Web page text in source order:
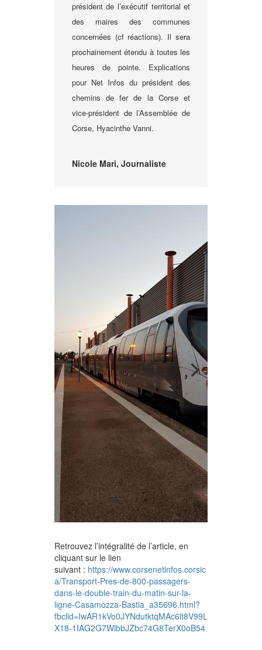
président de l’exécutif territorial et
des maires des communes
concernées (cf réactions). Il sera
prochainement étendu à toutes les
heures de pointe. Explications
pour Net Infos du président des
chemins de fer de la Corse et
vice-président de l’Assemblée de
Corse, Hyacinthe Vanni.
Nicole Mari, Journaliste
Retrouvez l’intégralité de l’article, en
cliquant sur le lien
suivant : https://www.corsenetinfos.corsic
a/Transport-Pres-de-800-passagers-
dans-le-double-train-du-matin-sur-la-
ligne-Casamozza-Bastia_a35696.html?
fbclid=IwAR1kVo0JYNdutktqMAc6lt8V99L
X18-1IAG2G7WibbJZbc74G8TerX0oB54